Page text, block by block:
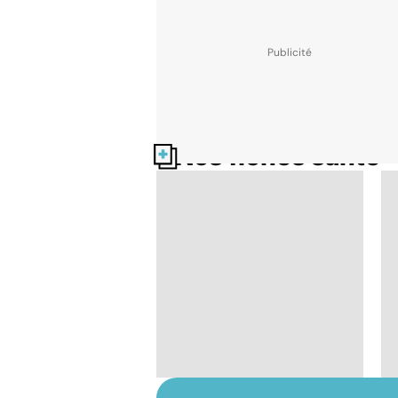
Nos fiches santé